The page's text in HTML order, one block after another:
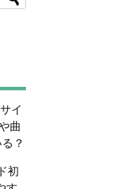
イ
曲
？
初